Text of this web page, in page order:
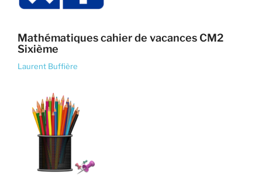
Mathématiques cahier de vacances CM2
Sixième
Laurent Buffière